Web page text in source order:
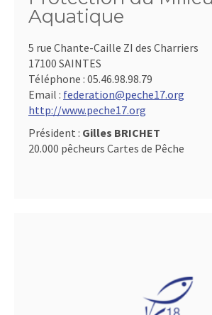
Aquatique
5 rue Chante-Caille ZI des Charriers
17100 SAINTES
Téléphone : 05.46.98.98.79
Email : federation@peche17.org
http://www.peche17.org
Président : Gilles BRICHET
20.000 pêcheurs Cartes de Pêche